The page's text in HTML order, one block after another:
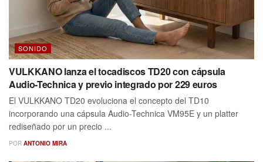
SONIDO
VULKKANO lanza el tocadiscos TD20 con cápsula
Audio-Technica y previo integrado por 229 euros
El VULKKANO TD20 evoluciona el concepto del TD10
incorporando una cápsula Audio-Technica VM95E y un platter
rediseñado por un precio ...
POR ANTONIO MIRA